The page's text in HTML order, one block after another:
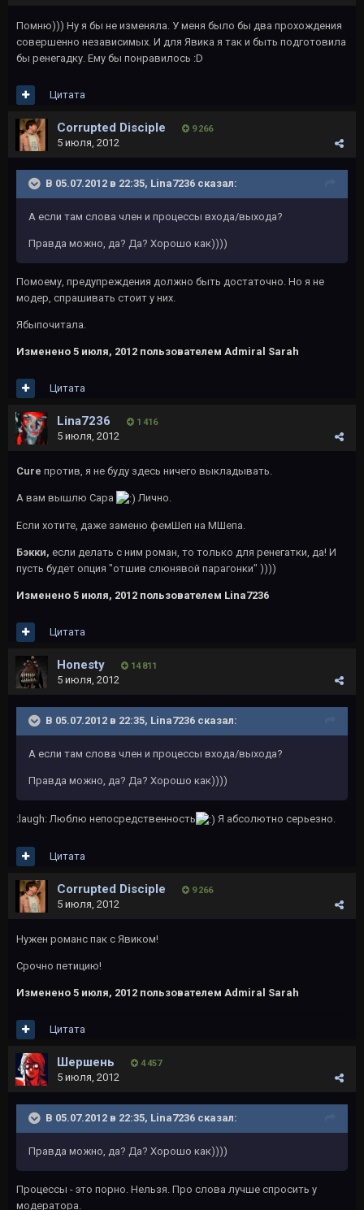
Помню))) Ну я бы не изменяла. У меня было бы два прохождения
совершенно независимых. И для Явика я так и быть подготовила
бы ренегадку. Ему бы понравилось :D
Цитата
Corrupted Disciple 9 266
5 июля, 2012
В 05.07.2012 в 22:35, Lina7236 сказал:
А если там слова член и процессы входа/выхода?
Правда можно, да? Да? Хорошо как))))
Помоему, предупреждения должно быть достаточно. Но я не
модер, спрашивать стоит у них.
Ябыпочитала.
Изменено 5 июля, 2012 пользователем Admiral Sarah
Цитата
Lina7236 1 416
5 июля, 2012
Cure против, я не буду здесь ничего выкладывать.
А вам вышлю Сара Лично.
Если хотите, даже заменю фемШеп на МШепа.
Бэкки, если делать с ним роман, то только для ренегатки, да! И
пусть будет опция "отшив слюнявой парагонки" ))))
Изменено 5 июля, 2012 пользователем Lina7236
Цитата
Honesty 14 811
5 июля, 2012
В 05.07.2012 в 22:35, Lina7236 сказал:
А если там слова член и процессы входа/выхода?
Правда можно, да? Да? Хорошо как))))
:laugh: Люблю непосредственность Я абсолютно серьезно.
Цитата
Corrupted Disciple 9 266
5 июля, 2012
Нужен романс пак с Явиком!
Срочно петицию!
Изменено 5 июля, 2012 пользователем Admiral Sarah
Цитата
Шершень 4 457
5 июля, 2012
В 05.07.2012 в 22:35, Lina7236 сказал:
Правда можно, да? Да? Хорошо как))))
Процессы - это порно. Нельзя. Про слова лучше спросить у
модератора.